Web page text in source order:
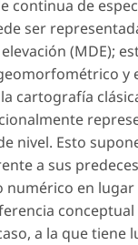
continua de
ser
(MDE);
y
cartografía
nivel. Esto
a sus
numérico en
conceptual
a la que tiene